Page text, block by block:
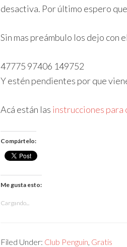
desactiva. Por último espero
Sin mas preámbulo los dejo con
47775 97406 149752
Y estén pendientes por que
Acá están las instrucciones para
Compártelo:
Me gusta esto:
Cargando...
Filed Under: Club Penguin, Gratis